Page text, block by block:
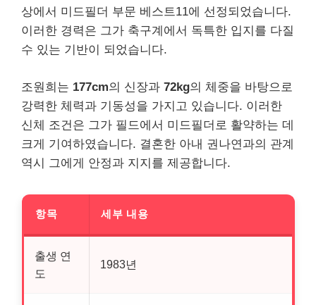
상에서 미드필더 부문 베스트11에 선정되었습니다.
이러한 경력은 그가 축구계에서 독특한 입지를 다질
수 있는 기반이 되었습니다.
조원희는 177cm의 신장과 72kg의 체중을 바탕으로
강력한 체력과 기동성을 가지고 있습니다. 이러한
신체 조건은 그가 필드에서 미드필더로 활약하는 데
크게 기여하였습니다. 결혼한 아내 권나연과의 관계
역시 그에게 안정과 지지를 제공합니다.
항목 세부 내용
출생 연
도
1983년